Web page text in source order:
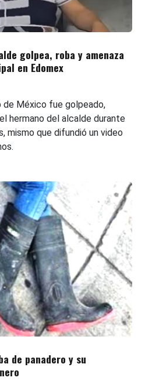
golpea, roba y amenaza
en Edomex
de México fue golpeado,
hermano del alcalde durante
mismo que difundió un video
de panadero y su